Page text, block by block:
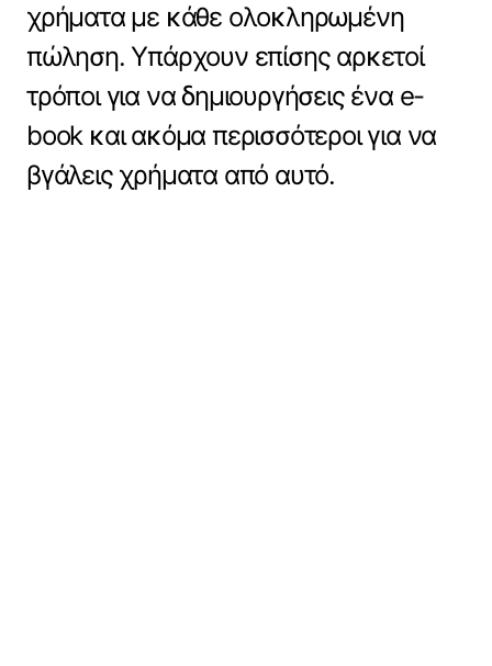
χρήματα με κάθε ολοκληρωμένη
πώληση. Υπάρχουν επίσης αρκετοί
τρόποι για να δημιουργήσεις ένα e-
book και ακόμα περισσότεροι για να
βγάλεις χρήματα από αυτό.